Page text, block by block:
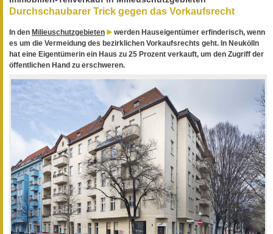
Durchschaubarer Trick gegen das Vorkaufsrecht
In den Milieuschutzgebieten
werden Hauseigentümer erfinderisch, wenn
es um die Vermeidung des bezirklichen Vorkaufsrechts geht. In Neukölln
hat eine Eigentümerin ein Haus zu 25 Prozent verkauft, um den Zugriff der
öffentlichen Hand zu erschweren.